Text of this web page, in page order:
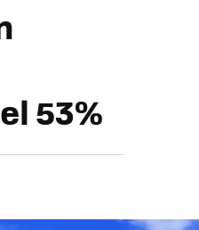
53%